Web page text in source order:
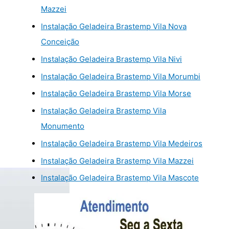
Mazzei
Instalação Geladeira Brastemp Vila Nova
Conceição
Instalação Geladeira Brastemp Vila Nivi
Instalação Geladeira Brastemp Vila Morumbi
Instalação Geladeira Brastemp Vila Morse
Instalação Geladeira Brastemp Vila
Monumento
Instalação Geladeira Brastemp Vila Medeiros
Instalação Geladeira Brastemp Vila Mazzei
Instalação Geladeira Brastemp Vila Mascote